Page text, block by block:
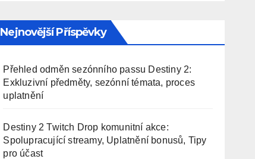
Nejnovější Příspěvky
Přehled odměn sezónního passu Destiny 2:
Exkluzivní předměty, sezónní témata, proces
uplatnění
Destiny 2 Twitch Drop komunitní akce:
Spolupracující streamy, Uplatnění bonusů, Tipy
pro účast